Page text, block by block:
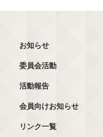
お知らせ
委員会活動
活動報告
会員向けお知らせ
リンク一覧